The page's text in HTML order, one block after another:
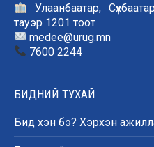
Улаанбаатар,
тауэр 1201 тоот
medee@urug.mn
7600 2244
БИДНИЙ ТУХАЙ
Бид хэн бэ? Хэрхэн